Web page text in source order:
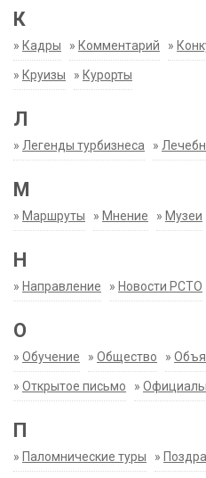
К
» Кадры » Комментарий »
» Круизы » Курорты
Л
» Легенды турбизнеса »
М
» Маршруты » Мнение » Музеи
Н
» Направление » Новости РСТО
О
» Обучение » Общество »
» Открытое письмо »
П
» Паломнические туры »